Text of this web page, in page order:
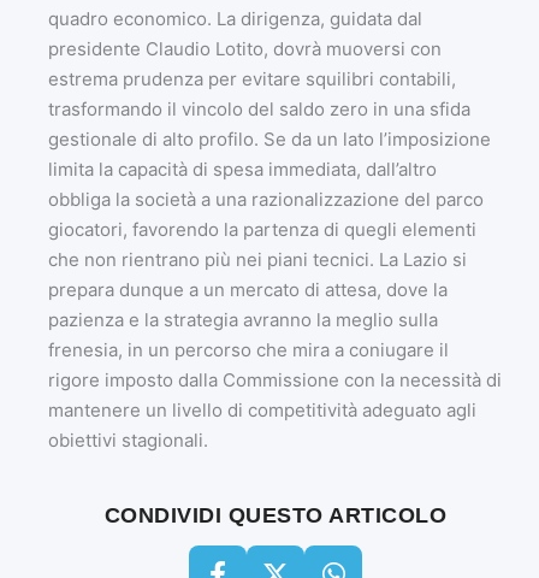
quadro economico. La dirigenza, guidata dal
presidente Claudio Lotito, dovrà muoversi con
estrema prudenza per evitare squilibri contabili,
trasformando il vincolo del saldo zero in una sfida
gestionale di alto profilo. Se da un lato l’imposizione
limita la capacità di spesa immediata, dall’altro
obbliga la società a una razionalizzazione del parco
giocatori, favorendo la partenza di quegli elementi
che non rientrano più nei piani tecnici. La Lazio si
prepara dunque a un mercato di attesa, dove la
pazienza e la strategia avranno la meglio sulla
frenesia, in un percorso che mira a coniugare il
rigore imposto dalla Commissione con la necessità di
mantenere un livello di competitività adeguato agli
obiettivi stagionali.
CONDIVIDI QUESTO ARTICOLO